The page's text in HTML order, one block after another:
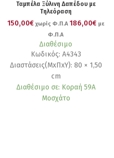
Ταμπέλα Ξύλινη Δαπέδου με
Τηλεόραση
150,00€ χωρίς Φ.Π.Α 186,00€ με
Φ.Π.Α
Διαθέσιμο
Κωδικός: Α4343
Διαστάσεις(ΜxΠxΥ): 80 × 1,50
cm
Διαθέσιμο σε: Κοραή 59Α
Μοσχάτο